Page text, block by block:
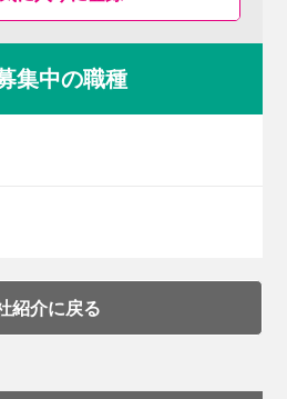
集中の職種
紹介に戻る